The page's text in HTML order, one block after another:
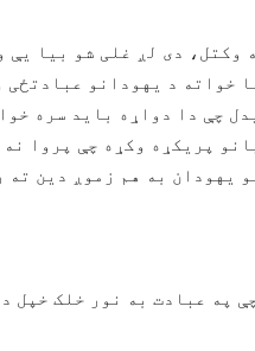
وکتل، دی لږ غلی شو بیا یې
خواته د یهودانو عبادتځی
چې دا دواړه باید سره
پریکړه وکړه چې پروا نه
یهودان به هم زموږ دین ته
په عبادت به نور خلک خپل